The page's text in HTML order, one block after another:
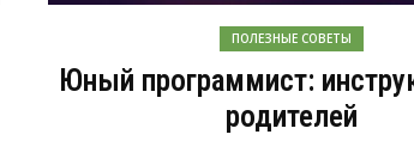
ПОЛЕЗНЫЕ СОВЕТЫ
Юный программист:
родителей